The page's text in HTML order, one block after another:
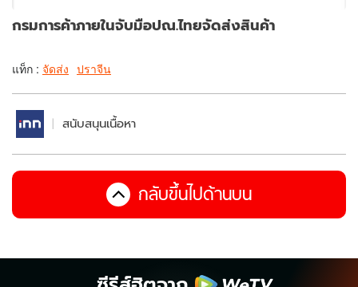
กรมการค้าภายในจับมือปณ.ไทยจัดส่งสินค้า
แท็ก : จัดส่ง ปราจีน
สนับสนุนเนื้อหา
กลับขึ้นไปด้านบน